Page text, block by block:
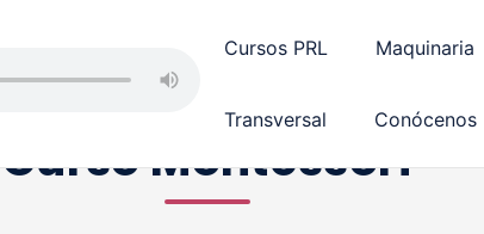
Cursos PRL Maquinaria
Transversal Conócenos
Curso Montessori